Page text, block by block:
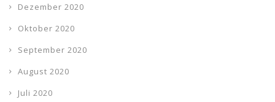
Dezember 2020
Oktober 2020
September 2020
August 2020
Juli 2020